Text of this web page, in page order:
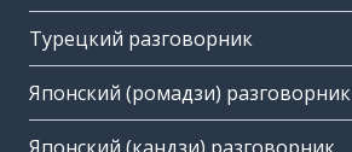
Турецкий разговорник
Японский (ромадзи) разговорник